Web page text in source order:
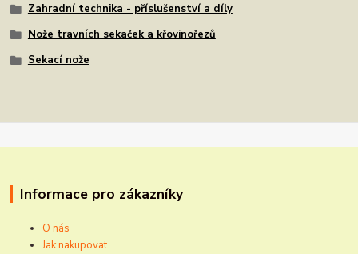
Zahradní technika - příslušenství a díly
Nože travních sekaček a křovinořezů
Sekací nože
Informace pro zákazníky
O nás
Jak nakupovat